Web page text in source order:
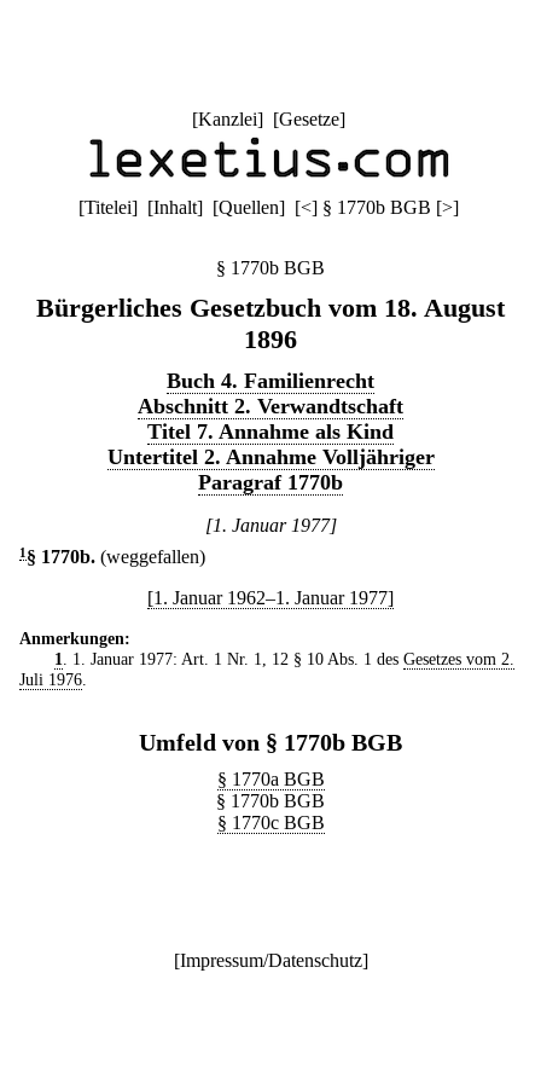
[Kanzlei] [Gesetze]
[Titelei] [Inhalt] [Quellen] [<] § 1770b BGB [>]
§ 1770b BGB
Bürgerliches Gesetzbuch vom 18. August
1896
Buch 4. Familienrecht
Abschnitt 2. Verwandtschaft
Titel 7. Annahme als Kind
Untertitel 2. Annahme Volljähriger
Paragraf 1770b
[1. Januar 1977]
1 § 1770b. (weggefallen)
[1. Januar 1962–1. Januar 1977]
Anmerkungen:
1
. 1. Januar 1977: Art. 1 Nr. 1, 12 § 10 Abs. 1 des Gesetzes vom 2.
Juli 1976
Umfeld von § 1770b BGB
§ 1770a BGB
§ 1770b BGB
§ 1770c BGB
[Impressum/Datenschutz]